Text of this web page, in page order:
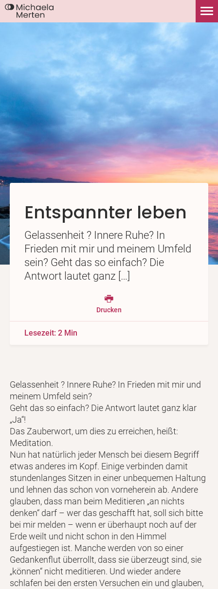
Entspannter leben
Gelassenheit ? Innere Ruhe? In
Frieden mit mir und meinem Umfeld
sein? Geht das so einfach? Die
Antwort lautet ganz […]
Drucken
Lesezeit: 2 Min
Gelassenheit ? Innere Ruhe? In Frieden mit mir und
meinem Umfeld sein?
Geht das so einfach? Die Antwort lautet ganz klar
„Ja“!
Das Zauberwort, um dies zu erreichen, heißt:
Meditation.
Nun hat natürlich jeder Mensch bei diesem Begriff
etwas anderes im Kopf. Einige verbinden damit
stundenlanges Sitzen in einer unbequemen Haltung
und lehnen das schon von vorneherein ab. Andere
glauben, dass man beim Meditieren „an nichts
denken“ darf – wer das geschafft hat, soll sich bitte
bei mir melden – wenn er überhaupt noch auf der
Erde weilt und nicht schon in den Himmel
aufgestiegen ist. Manche werden von so einer
Gedankenflut überrollt, dass sie überzeugt sind, sie
„können“ nicht meditieren. Und wieder andere
schlafen bei den ersten Versuchen ein und glauben,